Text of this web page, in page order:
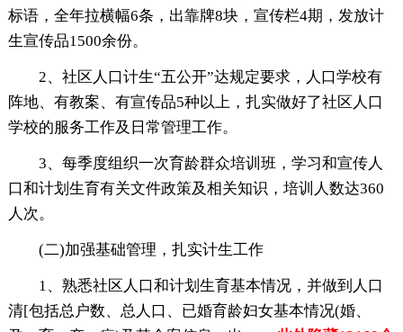
标语，全年拉横幅6条，出靠牌8块，宣传栏4期，发放计
生宣传品1500余份。
2、社区人口计生“五公开”达规定要求，人口学校有
阵地、有教案、有宣传品5种以上，扎实做好了社区人口
学校的服务工作及日常管理工作。
3、每季度组织一次育龄群众培训班，学习和宣传人
口和计划生育有关文件政策及相关知识，培训人数达360
人次。
(二)加强基础管理，扎实计生工作
1、熟悉社区人口和计划生育基本情况，并做到人口
清[包括总户数、总人口、已婚育龄妇女基本情况(婚、